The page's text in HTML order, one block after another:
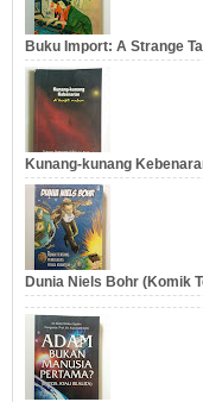
Buku Import: A Strange
Kunang-kunang
Dunia Niels Bohr (Komik